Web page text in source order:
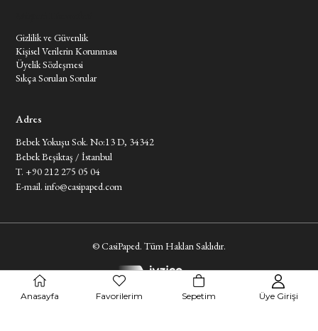
Gizlilik ve Güvenlik
Kişisel Verilerin Korunması
Üyelik Sözleşmesi
Sıkça Sorulan Sorular
Adres
Bebek Yokuşu Sok. No:13 D, 34342
Bebek Beşiktaş / İstanbul
T. +90 212 275 05 04
E-mail.info@casipaped.com
© CasiPaped. Tüm Hakları Saklıdır.
Anasayfa Favorilerim Sepetim Üye Girişi